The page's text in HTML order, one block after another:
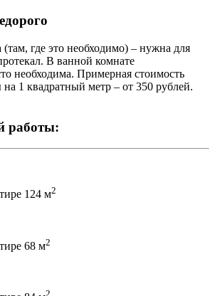
где это необходимо) – нужна для
В ванной комнате
необходима. Примерная стоимость
1 квадратный метр – от 350 рублей.
работы:
124 м2
68 м2
2